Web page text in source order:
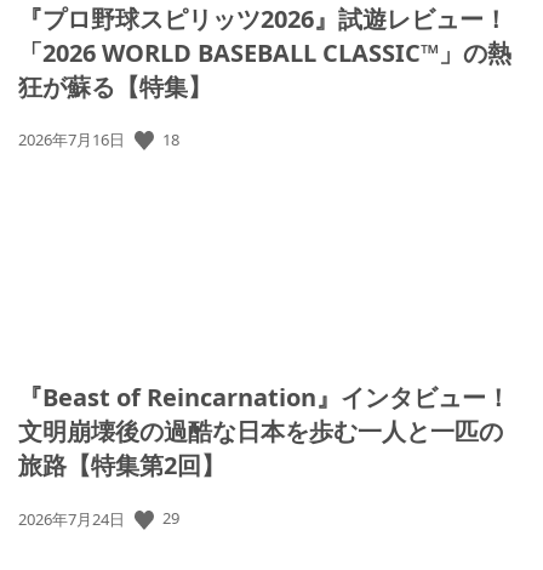
『プロ野球スピリッツ2026』試遊レビュー！
「2026 WORLD BASEBALL CLASSIC™」の熱
狂が蘇る【特集】
公
2026年7月16日 18
『Beast of Reincarnation』インタビュー！
文明崩壊後の過酷な日本を歩む一人と一匹の
旅路【特集第2回】
公
2026年7月24日 29